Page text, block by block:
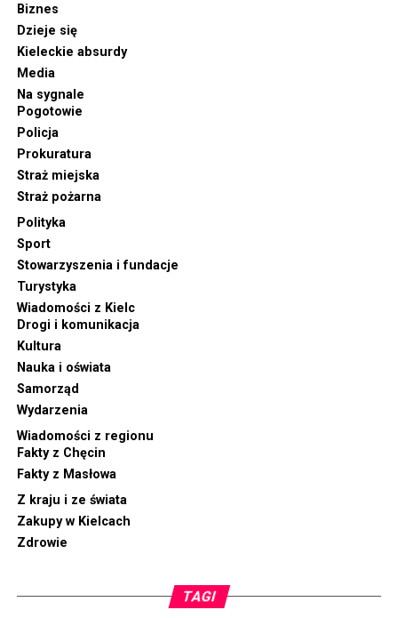
Biznes
Dzieje się
Kieleckie absurdy
Media
Na sygnale
Pogotowie
Policja
Prokuratura
Straż miejska
Straż pożarna
Polityka
Sport
Stowarzyszenia i fundacje
Turystyka
Wiadomości z Kielc
Drogi i komunikacja
Kultura
Nauka i oświata
Samorząd
Wydarzenia
Wiadomości z regionu
Fakty z Chęcin
Fakty z Masłowa
Z kraju i ze świata
Zakupy w Kielcach
Zdrowie
TAGI